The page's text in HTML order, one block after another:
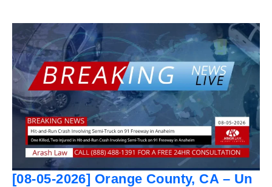
[08-05-2026] Orange County, CA – Un